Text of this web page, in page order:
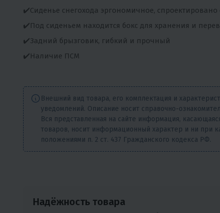
✔️Сиденье снегохода эргономичное,
✔️Под сиденьем находится бокс для хранения и
✔️Задний брызговик, гибкий и прочный
✔️Наличие ПСМ
Внешний вид товара, его комплектация и
уведомлений. Описание носит справочно-
Вся представленная на сайте информация,
товаров, носит информационный характер и ни при
положениями п. 2 ст. 437 Гражданского кодекса РФ.
Надёжность товара